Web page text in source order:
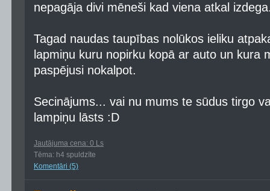
nepagāja divi mēneši kad viena atkal
Tagad naudas taupības nolūkos ieliku
lapmiņu kuru nopirku kopā ar auto un kura
paspējusi nokalpot.
Secinājums... vai nu mums te sūdus tirgo
lampiņu lāsts :D
Jautājuma cena: 0 Ls
Tēma: h4 spuldzīte
Komentāri (5)